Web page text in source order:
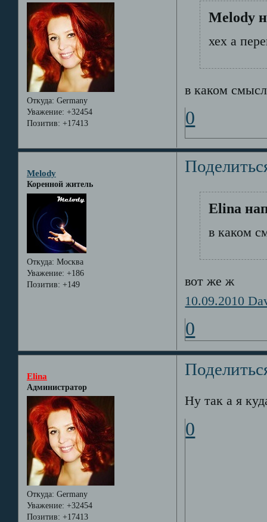
Откуда: Germany
Уважение: +32454
Позитив: +17413
Melody
хех а
в каком
0
Melody
Коренной житель
Откуда: Москва
Уважение: +186
Позитив: +149
Elina
в каком
вот же ж
10.09.2010
0
Elina
Администратор
Откуда: Germany
Уважение: +32454
Позитив: +17413
Ну так а я
0